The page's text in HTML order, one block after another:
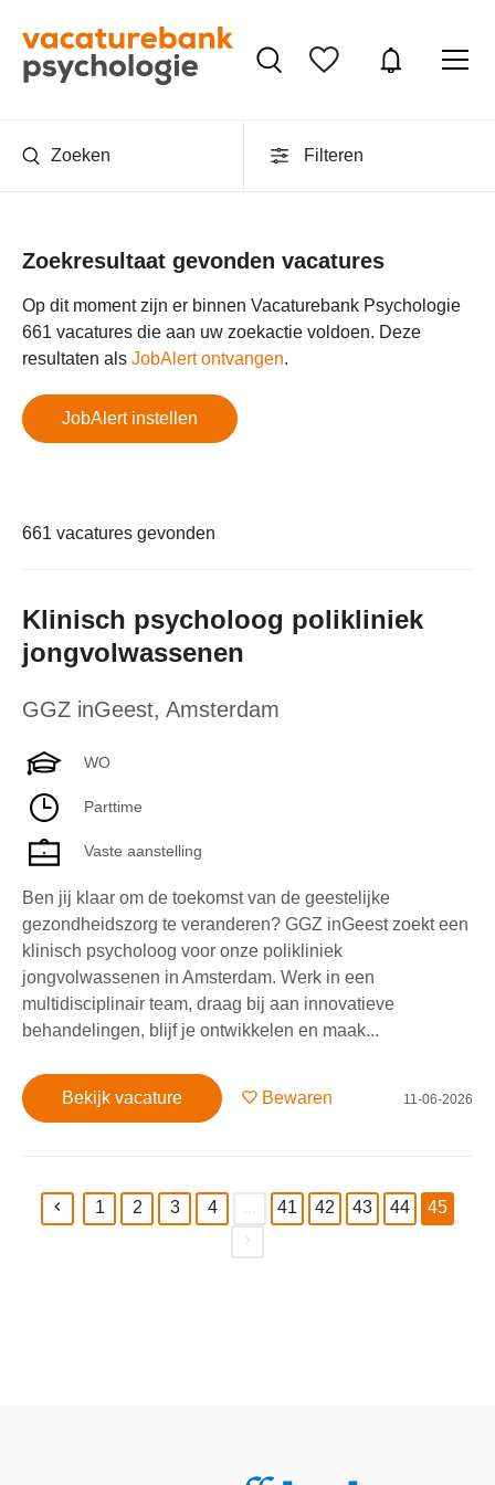
Zoeken Filteren
Zoekresultaat gevonden vacatures
Op dit moment zijn er binnen Vacaturebank Psychologie
661 vacatures die aan uw zoekactie voldoen. Deze
resultaten als JobAlert ontvangen.
JobAlert instellen
661 vacatures gevonden
Klinisch psycholoog polikliniek
jongvolwassenen
GGZ inGeest, Amsterdam
WO
Parttime
Vaste aanstelling
Ben jij klaar om de toekomst van de geestelijke
gezondheidszorg te veranderen? GGZ inGeest zoekt een
klinisch psycholoog voor onze polikliniek
jongvolwassenen in Amsterdam. Werk in een
multidisciplinair team, draag bij aan innovatieve
behandelingen, blijf je ontwikkelen en maak...
Bekijk vacature Bewaren 11-06-2026
1 2 3 4 41 42 43 44
45